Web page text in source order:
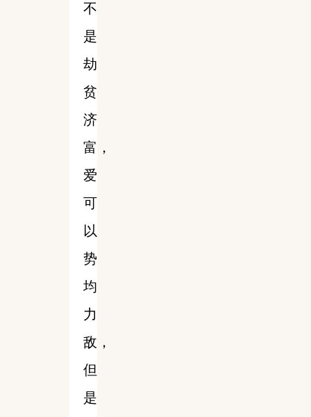
不
是
劫
贫
济
富，
爱
可
以
势
均
力
敌，
但
是